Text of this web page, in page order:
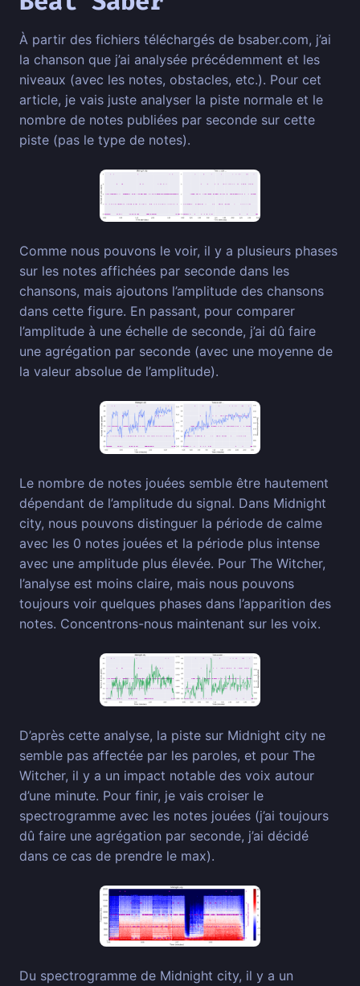
À partir des fichiers téléchargés de bsaber.com, j’ai
la chanson que j’ai analysée précédemment et les
niveaux (avec les notes, obstacles, etc.). Pour cet
article, je vais juste analyser la piste normale et le
nombre de notes publiées par seconde sur cette
piste (pas le type de notes).
Comme nous pouvons le voir, il y a plusieurs phases
sur les notes affichées par seconde dans les
chansons, mais ajoutons l’amplitude des chansons
dans cette figure. En passant, pour comparer
l’amplitude à une échelle de seconde, j’ai dû faire
une agrégation par seconde (avec une moyenne de
la valeur absolue de l’amplitude).
Le nombre de notes jouées semble être hautement
dépendant de l’amplitude du signal. Dans Midnight
city, nous pouvons distinguer la période de calme
avec les 0 notes jouées et la période plus intense
avec une amplitude plus élevée. Pour The Witcher,
l’analyse est moins claire, mais nous pouvons
toujours voir quelques phases dans l’apparition des
notes. Concentrons-nous maintenant sur les voix.
D’après cette analyse, la piste sur Midnight city ne
semble pas affectée par les paroles, et pour The
Witcher, il y a un impact notable des voix autour
d’une minute. Pour finir, je vais croiser le
spectrogramme avec les notes jouées (j’ai toujours
dû faire une agrégation par seconde, j’ai décidé
dans ce cas de prendre le max).
Du spectrogramme de Midnight city, il y a un